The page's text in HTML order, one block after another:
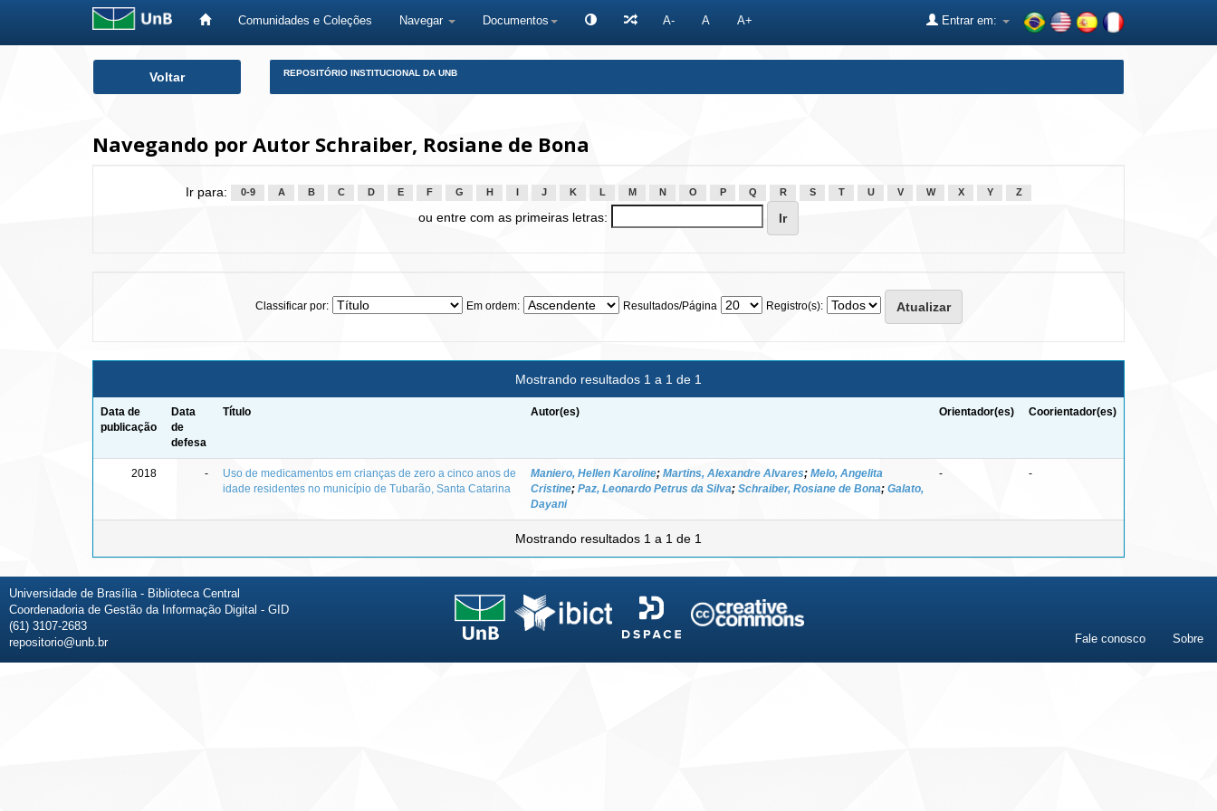
Comunidades e Coleções Navegar Documentos A- A A+ Entrar em:
Voltar REPOSITÓRIO INSTITUCIONAL DA UNB
Navegando por Autor Schraiber, Rosiane de Bona
Ir para: 0-9 A B C D E F G H J K L M N O P Q R S T U V W X Y Z
ou entre com as primeiras letras:
Classificar por: Em ordem: Resultados/Página Registro(s):
Mostrando resultados 1 a 1 de 1
Data de
publicação
Data
de
defesa
Título Autor(es) Orientador(es) Coorientador(es)
2018 -
Uso de medicamentos em crianças de zero a cinco anos de
idade residentes no município de Tubarão, Santa Catarina
Maniero, Hellen Karoline; Martins, Alexandre Alvares; Melo, Angelita
Cristine; Paz, Leonardo Petrus da Silva; Schraiber, Rosiane de Bona; Galato,
Dayani
- -
Mostrando resultados 1 a 1 de 1
Universidade de Brasília - Biblioteca Central
Coordenadoria de Gestão da Informação Digital - GID
(61) 3107-2683
repositorio@unb.br
Fale conosco Sobre